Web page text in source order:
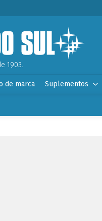
1903.
de marca Suplementos